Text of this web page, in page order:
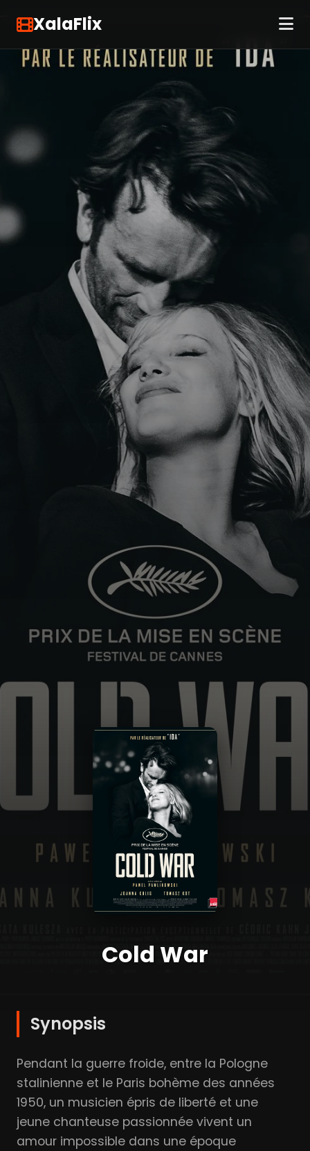
XalaFlix
Cold War
Synopsis
Pendant la guerre froide, entre la Pologne
stalinienne et le Paris bohème des années
1950, un musicien épris de liberté et une
jeune chanteuse passionnée vivent un
amour impossible dans une époque